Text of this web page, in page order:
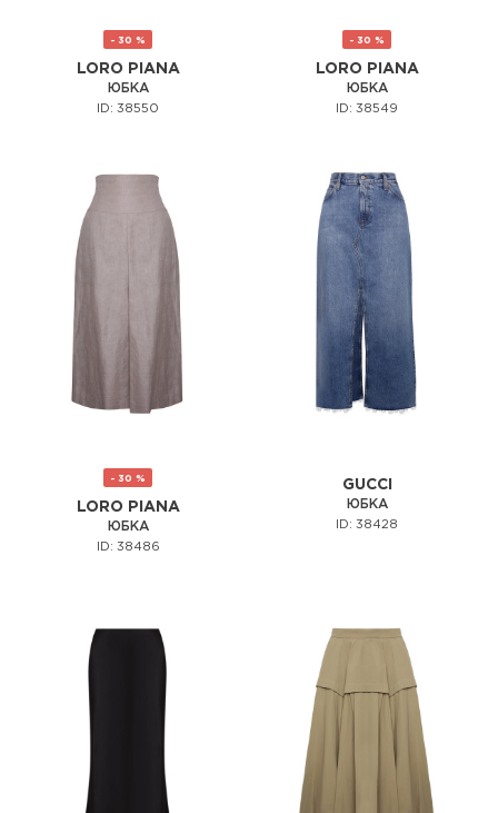
- 30 %
LORO PIANA
ЮБКА
ID: 38550
- 30 %
LORO PIANA
ЮБКА
ID: 38549
- 30 %
LORO PIANA
ЮБКА
ID: 38486
GUCCI
ЮБКА
ID: 38428